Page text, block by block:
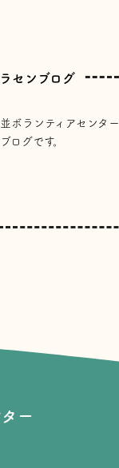
センブログ
ボランティアセンター
ログです。
ー